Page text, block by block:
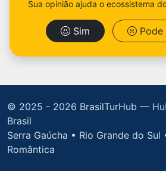
Sua opinião ajuda o ecossistema
Sim
© 2025 - 2026 BrasilTurHub —
Brasil
Serra Gaúcha • Rio Grande do Sul
Romântica